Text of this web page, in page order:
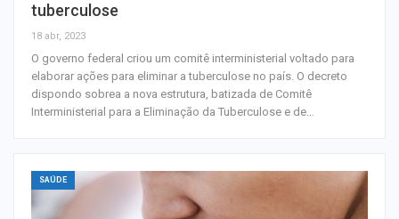
tuberculose
18 abr, 2023
O governo federal criou um comitê interministerial voltado para
elaborar ações para eliminar a tuberculose no país. O decreto
dispondo sobrea a nova estrutura, batizada de Comitê
Interministerial para a Eliminação da Tuberculose e de…
SAÚDE